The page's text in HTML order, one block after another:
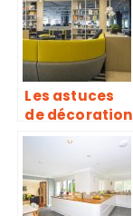
Les astuces
de décoration
pour votre